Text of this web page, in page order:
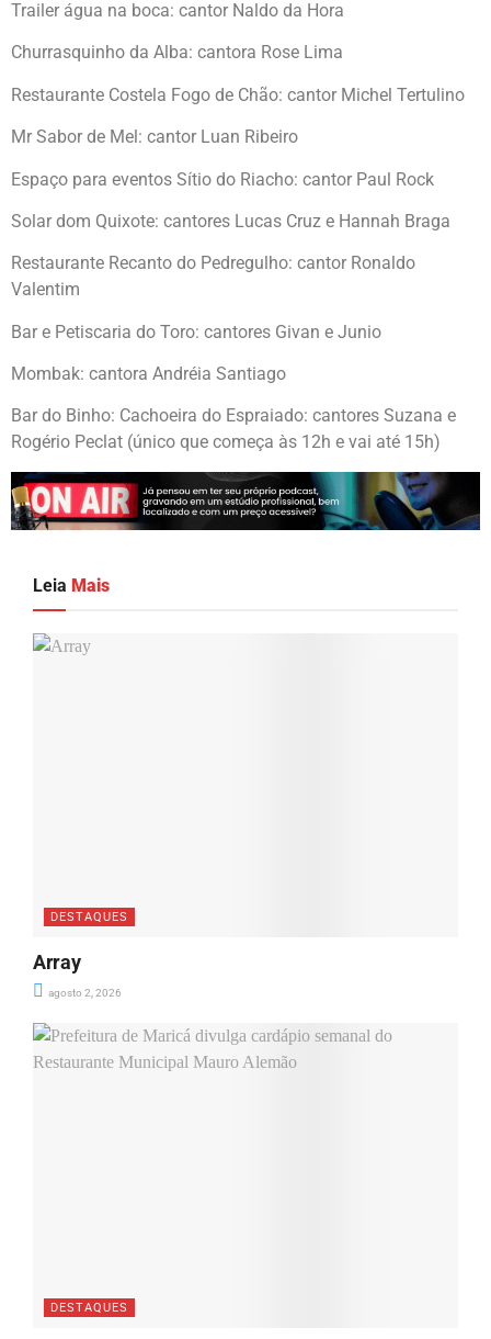
Trailer água na boca: cantor Naldo da Hora
Churrasquinho da Alba: cantora Rose Lima
Restaurante Costela Fogo de Chão: cantor Michel Tertulino
Mr Sabor de Mel: cantor Luan Ribeiro
Espaço para eventos Sítio do Riacho: cantor Paul Rock
Solar dom Quixote: cantores Lucas Cruz e Hannah Braga
Restaurante Recanto do Pedregulho: cantor Ronaldo
Valentim
Bar e Petiscaria do Toro: cantores Givan e Junio
Mombak: cantora Andréia Santiago
Bar do Binho: Cachoeira do Espraiado: cantores Suzana e
Rogério Peclat (único que começa às 12h e vai até 15h)
Leia Mais
DESTAQUES
Array
agosto 2, 2026
DESTAQUES